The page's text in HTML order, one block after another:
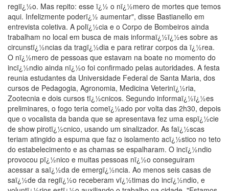
regiï¿½o. Mas repito: esse ï¿½ o nï¿½mero de mortes que temos
aqui. Infelizmente poderï¿½ aumentar", disse Bastianello em
entrevista coletiva. A polï¿½cia e o Corpo de Bombeiros ainda
trabalham no local em busca de mais informaï¿½ï¿½es sobre as
circunstï¿½ncias da tragï¿½dia e para retirar corpos da ï¿½rea.
O nï¿½mero de pessoas que estavam na boate no momento do
incï¿½ndio ainda nï¿½o foi confirmado pelas autoridades. A festa
reunia estudantes da Universidade Federal de Santa Maria, dos
cursos de Pedagogia, Agronomia, Medicina Veterinï¿½ria,
Zootecnia e dois cursos tï¿½cnicos. Segundo informaï¿½ï¿½es
preliminares, o fogo teria comeï¿½ado por volta das 2h30, depois
que o vocalista da banda que se apresentava fez uma espï¿½cie
de show pirotï¿½cnico, usando um sinalizador. As faï¿½scas
teriam atingido a espuma que faz o isolamento acï¿½stico no teto
do estabelecimento e as chamas se espalharam. O incï¿½ndio
provocou pï¿½nico e muitas pessoas nï¿½o conseguiram
acessar a saï¿½da de emergï¿½ncia. Ao menos seis casas de
saï¿½de da regiï¿½o receberam vï¿½timas do incï¿½ndio, e